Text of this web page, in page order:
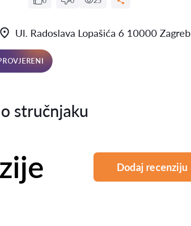
Ul. Radoslava Lopašića 6 10000 Zagreb
stručnjaku
Dodaj recenziju